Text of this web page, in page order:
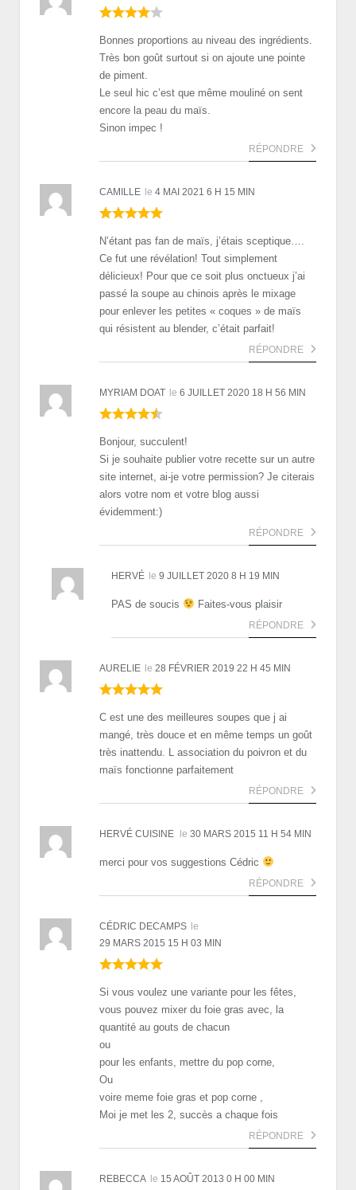
Bonnes proportions au niveau des ingrédients.
Très bon goût surtout si on ajoute une pointe
de piment.
Le seul hic c’est que même mouliné on sent
encore la peau du maïs.
Sinon impec !
RÉPONDRE
CAMILLE le 4 MAI 2021 6 H 15 MIN
N’étant pas fan de maïs, j’étais sceptique….
Ce fut une révélation! Tout simplement
délicieux! Pour que ce soit plus onctueux j’ai
passé la soupe au chinois après le mixage
pour enlever les petites « coques » de maïs
qui résistent au blender, c’était parfait!
RÉPONDRE
MYRIAM DOAT le 6 JUILLET 2020 18 H 56 MIN
Bonjour, succulent!
Si je souhaite publier votre recette sur un autre
site internet, ai-je votre permission? Je citerais
alors votre nom et votre blog aussi
évidemment:)
RÉPONDRE
HERVÉ le 9 JUILLET 2020 8 H 19 MIN
PAS de soucis Faites-vous plaisir
RÉPONDRE
AURELIE le 28 FÉVRIER 2019 22 H 45 MIN
C est une des meilleures soupes que j ai
mangé, très douce et en même temps un goût
très inattendu. L association du poivron et du
maïs fonctionne parfaitement
RÉPONDRE
HERVÉ CUISINE le 30 MARS 2015 11 H 54 MIN
merci pour vos suggestions Cédric
RÉPONDRE
CÉDRIC DECAMPS le
29 MARS 2015 15 H 03 MIN
Si vous voulez une variante pour les fêtes,
vous pouvez mixer du foie gras avec, la
quantité au gouts de chacun
ou
pour les enfants, mettre du pop corne,
Ou
voire meme foie gras et pop corne ,
Moi je met les 2, succès a chaque fois
RÉPONDRE
REBECCA le 15 AOÛT 2013 0 H 00 MIN